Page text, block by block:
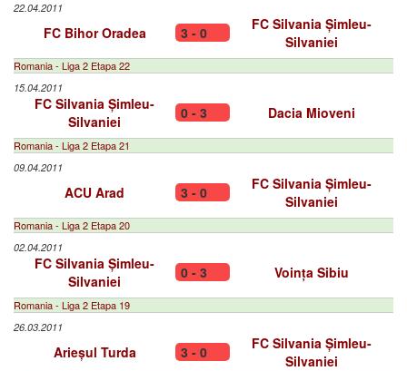
22.04.2011
FC Bihor Oradea 3 - 0
FC Silvania Șimleu-
Silvaniei
Romania - Liga 2 Etapa 22
15.04.2011
FC Silvania Șimleu-
Silvaniei
0 - 3 Dacia Mioveni
Romania - Liga 2 Etapa 21
09.04.2011
ACU Arad 3 - 0
FC Silvania Șimleu-
Silvaniei
Romania - Liga 2 Etapa 20
02.04.2011
FC Silvania Șimleu-
Silvaniei
0 - 3 Voința Sibiu
Romania - Liga 2 Etapa 19
26.03.2011
Arieșul Turda 3 - 0
FC Silvania Șimleu-
Silvaniei